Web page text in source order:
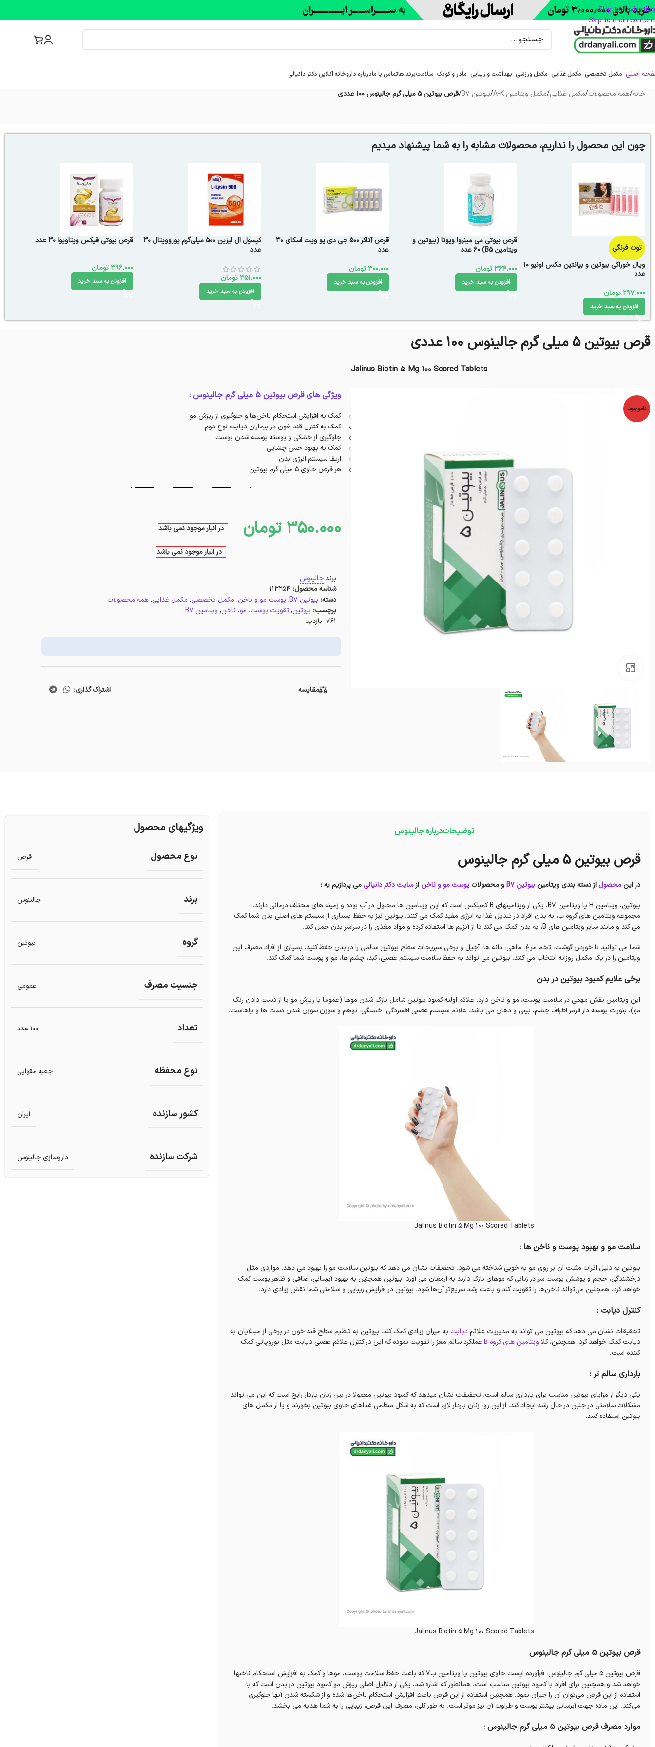
Skip to navigation
Skip to main content
اصلی مکمل تخصصی مکمل غذایی مکمل ورزشی بهداشت و زیبایی مادر و کودک سلامتبرند هاتماس با مادرباره‌ داروخانه آنلاین دکتر دانیالی
خانه/همه محصولات/مکمل غذایی/مکمل ویتامین A-K /بیوتین B7 /قرص بیوتین 5 میلی گرم جالینوس 100 عددی
چون این محصول را نداریم، محصولات مشابه را به شما پیشنهاد میدیم
توت فرنگی
ویال خوراکی بیوتین و بپانتین مکس اونیو 10
عدد
297.000تومان
افزودن به سبد خرید
قرص بیوتی می مینروا ویونا (بیوتین و
ویتامین B5) 60 عدد
364.000 تومان
افزودن به سبد خرید
قرص آناکر 500 جی دی یو ویت اسکای 30
عدد
300.000 تومان
افزودن به سبد خرید
کپسول ال لیزین 500 میلی‌گرم یوروویتال 30
عدد
351.000 تومان
افزودن به سبد خرید
قرص بیوتی فیکس ویتاویوا 30 عدد
396.000تومان
افزودن به سبد خرید
قرص بیوتین 5 میلی گرم جالینوس 100 عددی
Jalinus Biotin 5 Mg 100 Scored Tablets
ناموجود
ویژگی های قرص بیوتین 5 میلی گرم جالینوس :
کمک به افزایش استحکام ناخن‌ها و جلوگیری از ریزش مو
کمک به کنترل قند خون در بیماران دیابت نوع دوم
جلوگیری از خشکی و پوسته پوسته شدن پوست
کمک به بهبود حس چشایی
ارتقا سیستم انرژی بدن
هر قرص حاوی 5 میلی گرم بیوتین
350.000 تومان در انبار موجود نمی باشد
در انبار موجود نمی باشد
برندجالینوس
شناسه محصول:113254
دسته: بیوتین B7 , پوست مو و ناخن, مکمل تخصصی, مکمل غذایی, همه محصولات
برچسب: بیوتین, تقویت پوست، مو، ناخن, ویتامین B7
761 بازدید
مقایسه اشتراک گذاری:
توضیحاتدرباره جالینوس
قرص بیوتین 5 میلی گرم جالینوس
در این محصول از دسته بندی ویتامین بیوتین B7 و محصولات پوست مو و ناخن ازسایت دکتر دانیالیمی پردازیم به :
بیوتین، ویتامین H یا ویتامین B7، یکی از ویتامینهای B کمپلکس است که این ویتامین ها محلول در آب بوده و زمینه های محتلف درمانی دارند.
مجموعه ویتامین های گروه ب، به بدن افراد در تبدیل غذا به انرژی مفید کمک می کنند. بیوتین نیز به حفظ بسیاری از سیستم های اصلی بدن شما کمک
می کند و مانند سایر ویتامین های B، به بدن کمک می کند تا از آنزیم ها استفاده کرده و مواد مغذی را در سراسر بدن حمل کند.
شما می توانید با خوردن گوشت، تخم مرغ، ماهی، دانه ها، آجیل و برخی سبزیجات سطح بیوتین سالمی را در بدن حفظ کنید، بسیاری از افراد مصرف این
ویتامین را در یک مکمل روزانه انتخاب می کنند. بیوتین می تواند به حفظ سلامت سیستم عصبی، کبد، چشم ها، مو و پوست شما کمک کند.
برخی علایم کمبود بیوتین در بدن
این ویتامین نقش مهمی در سلامت پوست، مو و ناخن دارد. علائم اولیه کمبود بیوتین شامل نازک شدن موها (عموما با ریزش مو یا از دست دادن رنگ
مو)، بثورات پوسته دار قرمز اطراف چشم، بینی و دهان می باشد. علائم سیستم عصبی افسردگی، خستگی، توهم و سوزن سوزن شدن دست ها و پاهاست.
Jalinus Biotin 5 Mg 100 Scored Tablets
سلامت مو و بهبود پوست و ناخن ها :
بیوتین به دلیل اثرات مثبت آن بر روی مو به خوبی شناخته می شود. تحقیقات نشان می دهد که بیوتین سلامت مو را بهبود می دهد. مواردی مثل
درخشندگی، حجم و پوشش پوست سر در زنانی که موهای نازک دارند به ارمغان می آورد. بیوتین همچنین به بهبود آبرسانی، صافی و ظاهر پوست کمک
خواهد کرد. همچنین می‌تواند ناخن‌ها را تقویت کند و باعث رشد سریع‌تر آن‌ها شود. بیوتین در افزایش زیبایی و سلامتی شما نقش زیادی دارد.
کنترل دیابت :
تحقیقات نشان می دهد که بیوتین می تواند به مدیریت علائمدیابت به میزان زیادی کمک کند. بیوتین به تنظیم سطح قند خون در برخی از مبتلایان به
دیابت کمک خواهد کرد. همچنین، کلا ویتامین های گروه B
عملکرد سالم مغز را تقویت نموده که این در کنترل علائم عصبی دیابت مثل نوروپاتی کمک
کننده است.
بارداری سالم تر :
یکی دیگر ار مزایای بیوتین مناسب برای بارداری سالم است. تحقیقات نشان میدهد که کمبود بیوتین معمولا در بین زنان باردار رایج است که این می تواند
مشکلات سلامتی در جنین در حال رشد ایجاد کند. از این رو، زنان باردار لازم است که به شکل منظمی غذاهای حاوی بیوتین بخورند و یا از مکمل های
بیوتین استفاده کنند.
Jalinus Biotin 5 Mg 100 Scored Tablets
قرص بیوتین 5 میلی گرم جالینوس
قرص بیوتین 5 میلی گرم جالینوس، فرآورده ایست حاوی بیوتین یا ویتامین ب۷ که باعث حفظ سلامت پوست، موها و کمک به افزایش استحکام ناخنها
خواهد شد و همچنین برای افراد با کمبود بیوتین مناسب است. همانطور که اشاره شد، یکی از دلالیل اصلی ریزش مو کمبود بیوتین در بدن است که با
استفاده از این قرص می‌توان آن را جبران نمود. همچنین استفاده از این قرص باعث افزایش استحکام ناخن‌ها شده و از شکسته شدن آنها جلوگیری
می‌کند. این ماده جهت آبرسانی بیشتر پوست و طراوت آن نیز موثر است. به طور کلی، مصرف این قرص، زیبایی را به شما هدیه می بخشد.
موارد مصرف قرص بیوتین 5 میلی گرم جالینوس :
ویژگیهای محصول
نوع محصول قرص
برند جالینوس
گروه بیوتین
جنسیت مصرف عمومی
تعداد 100 عدد
نوع محفظه جعبه مقوایی
کشور سازنده ایران
شرکت سازنده داروسازی جالینوس